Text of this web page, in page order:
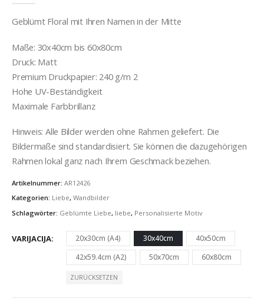
Geblümt Floral mit Ihren Namen in der Mitte
Maße: 30x40cm bis 60x80cm
Druck: Matt
Premium Druckpapier: 240 g/m 2
Hohe UV-Beständigkeit
Maximale Farbbrillanz
Hinweis: Alle Bilder werden ohne Rahmen geliefert. Die
Bildermaße sind standardisiert. Sie können die dazugehörigen
Rahmen lokal ganz nach Ihrem Geschmack beziehen.
Artikelnummer: AR12426
Kategorien: Liebe, Wandbilder
Schlagwörter: Geblümte Liebe, liebe, Personalisierte Motiv
VARIJACIJA 20x30cm (A4) 30x40cm
40x50cm
42x59.4cm (A2)
50x70cm 60x80cm
ZURÜCKSETZEN